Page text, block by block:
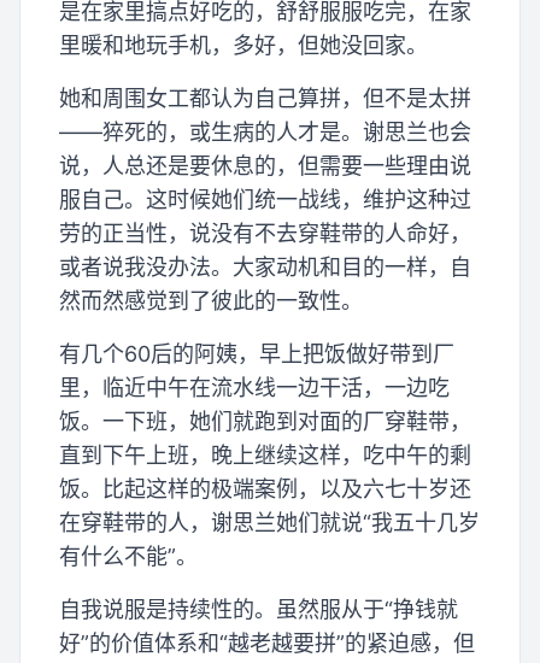
是在家里搞点好吃的，舒舒服服吃完，在家
里暖和地玩手机，多好，但她没回家。
她和周围女工都认为自己算拼，但不是太拼
——猝死的，或生病的人才是。谢思兰也会
说，人总还是要休息的，但需要一些理由说
服自己。这时候她们统一战线，维护这种过
劳的正当性，说没有不去穿鞋带的人命好，
或者说我没办法。大家动机和目的一样，自
然而然感觉到了彼此的一致性。
有几个60后的阿姨，早上把饭做好带到厂
里，临近中午在流水线一边干活，一边吃
饭。一下班，她们就跑到对面的厂穿鞋带，
直到下午上班，晚上继续这样，吃中午的剩
饭。比起这样的极端案例，以及六七十岁还
在穿鞋带的人，谢思兰她们就说“我五十几岁
有什么不能”。
自我说服是持续性的。虽然服从于“挣钱就
好”的价值体系和“越老越要拼”的紧迫感，但